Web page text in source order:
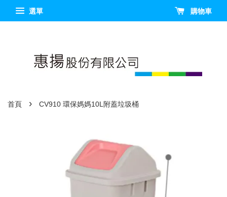
選單 購物車
首頁 › CV910 環保媽媽10L附蓋垃圾桶